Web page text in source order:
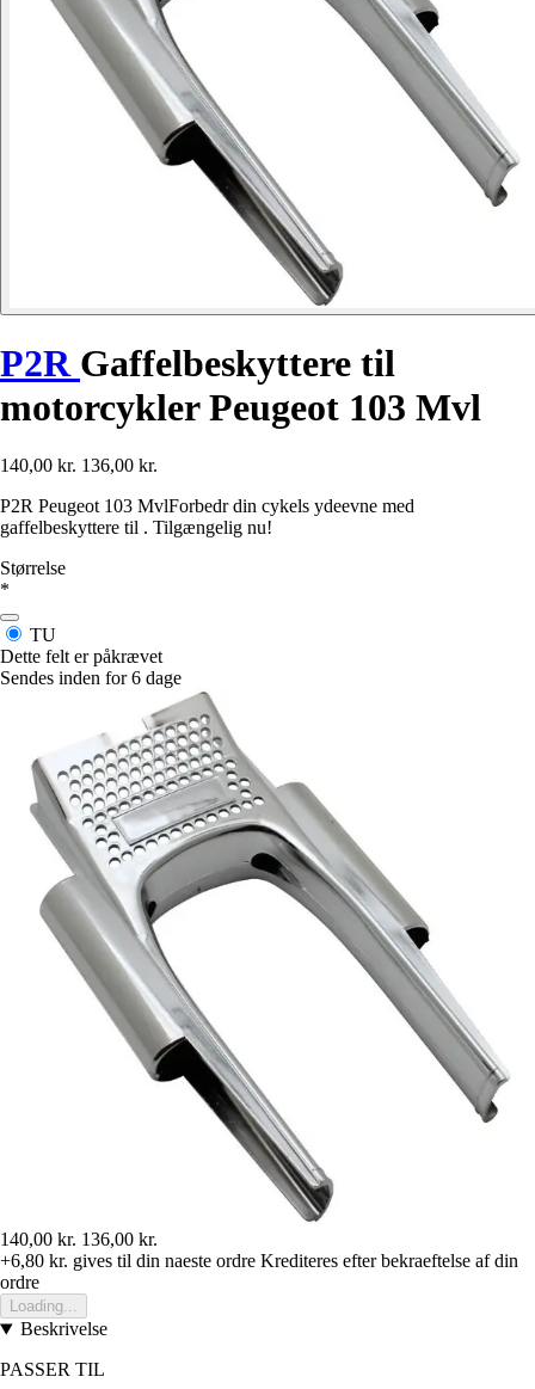
P2R Gaffelbeskyttere til
motorcykler Peugeot 103 Mvl
140,00 kr. 136,00 kr.
P2R Peugeot 103 MvlForbedr din cykels ydeevne med
gaffelbeskyttere til . Tilgængelig nu!
Størrelse
*
TU
Dette felt er påkrævet
Sendes inden for 6 dage
140,00 kr. 136,00 kr.
+6,80 kr. gives til din naeste ordre Krediteres efter bekraeftelse af din
ordre
Loading...
Beskrivelse
PASSER TIL